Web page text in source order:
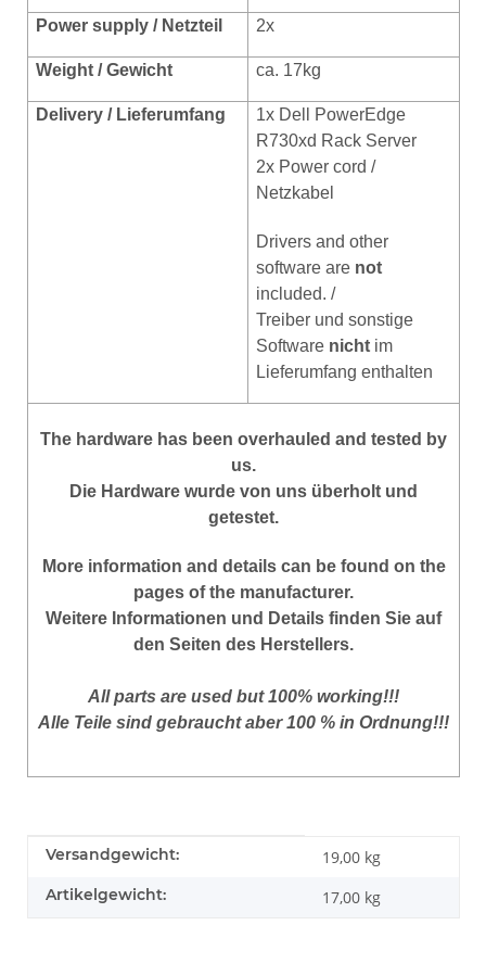
Power supply / Netzteil 2x
Weight / Gewicht ca. 17kg
Delivery / Lieferumfang
1x Dell PowerEdge
R730xd Rack Server
2x Power cord /
Netzkabel
Drivers and other
software are not
included. /
Treiber und sonstige
Software nicht im
Lieferumfang enthalten
The hardware has been overhauled and tested by
us.
Die Hardware wurde von uns überholt und
getestet.
More information and details can be found on the
pages of the manufacturer.
Weitere Informationen und Details finden Sie auf
den Seiten des Herstellers.
All parts are used but 100% working!!!
Alle Teile sind gebraucht aber 100 % in Ordnung!!!
Produkteigenschaft
Wert
Versandgewicht: 19,00 kg
Artikelgewicht: 17,00 kg